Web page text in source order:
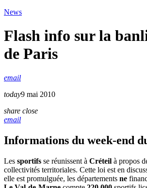
News
Flash info sur la
de Paris
email
today9 mai 2010
share close
email
Informations du week-end
Les sportifs se réunissent à Créteil à propos
collectivités territoriales. Cette loi est en
elle est promulguée, les départements ne